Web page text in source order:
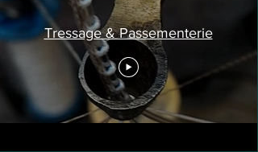
Tressage & Passementerie